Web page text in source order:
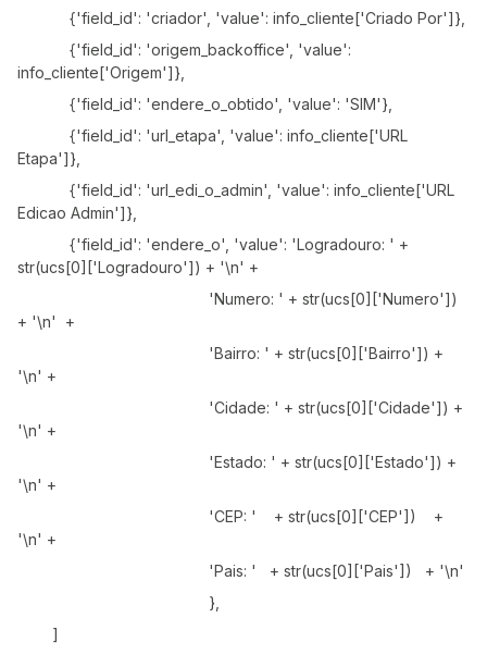
{'field_id': 'criador', 'value': info_cliente['Criado Por']},
{'field_id': 'origem_backoffice', 'value':
info_cliente['Origem']},
{'field_id': 'endere_o_obtido', 'value': 'SIM'},
{'field_id': 'url_etapa', 'value': info_cliente['URL
Etapa']},
{'field_id': 'url_edi_o_admin', 'value': info_cliente['URL
Edicao Admin']},
{'field_id': 'endere_o', 'value': 'Logradouro: ' +
str(ucs[0]['Logradouro']) + '\n' +
'Numero: ' + str(ucs[0]['Numero'])
+ '\n' +
'Bairro: ' + str(ucs[0]['Bairro']) +
'\n' +
'Cidade: ' + str(ucs[0]['Cidade']) +
'\n' +
'Estado: ' + str(ucs[0]['Estado']) +
'\n' +
'CEP: ' + str(ucs[0]['CEP']) +
'\n' +
'Pais: ' + str(ucs[0]['Pais']) + '\n'
},
]